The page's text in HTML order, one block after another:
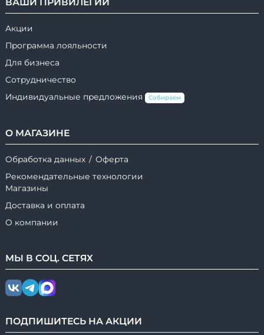
Акции
Программа лояльности
Для бизнеса
Сотрудничество
Индивидуальные предложения
Собираем
О МАГАЗИНЕ
Обработка данных / Оферта
Рекомендательные технологии
Магазины
Доставка и оплата
О компании
МЫ В СОЦ. СЕТЯХ
ПОДПИШИТЕСЬ НА АКЦИИ